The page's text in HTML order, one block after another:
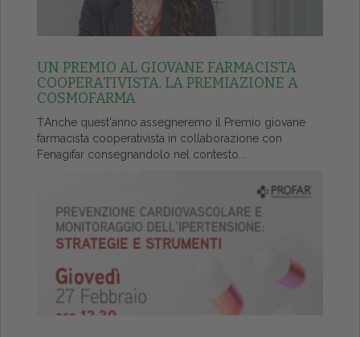
UN PREMIO AL GIOVANE FARMACISTA
COOPERATIVISTA. LA PREMIAZIONE A
COSMOFARMA
ŤAnche quest'anno assegneremo il Premio giovane
farmacista cooperativista in collaborazione con
Fenagifar consegnandolo nel contesto...